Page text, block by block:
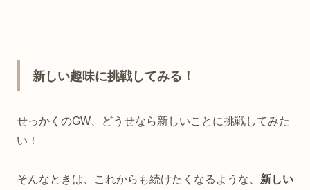
新しい趣味に挑戦してみる！
せっかくのGW、どうせなら新しいことに挑戦してみた
い！
そんなときは、これからも続けたくなるような、 新しい